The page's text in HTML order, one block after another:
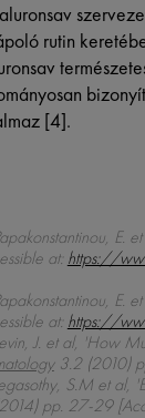
rutin
[4].
E.
at: https://
E.
at: https://
J. et al, 'How
3.2 (2010)
S.M et al,
pp. 27-29